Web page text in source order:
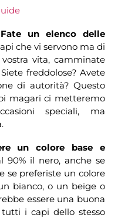
Fate un elenco delle
che vi servono ma di
vita, camminate
freddolose? Avete
di autorità? Questo
magari ci metteremo
speciali, ma
un colore base e
90% il nero, anche se
se preferiste un colore
bianco, o un beige o
essere una buona
i capi dello stesso